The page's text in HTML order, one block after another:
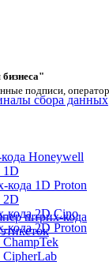
сбора данных
Honeywell
1D
кода 1D Proton
2D
кода 2D Cino
кода 2D Proton
подписи,
штрих-кода